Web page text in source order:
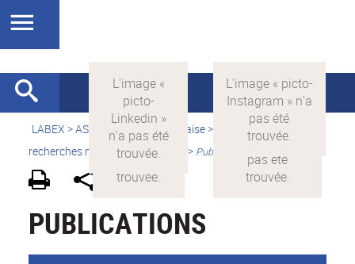
LABEX >ASLAN > Version française>
Quelles sont les
recherches menées par ASLAN ?
> Publications
PUBLICATIONS